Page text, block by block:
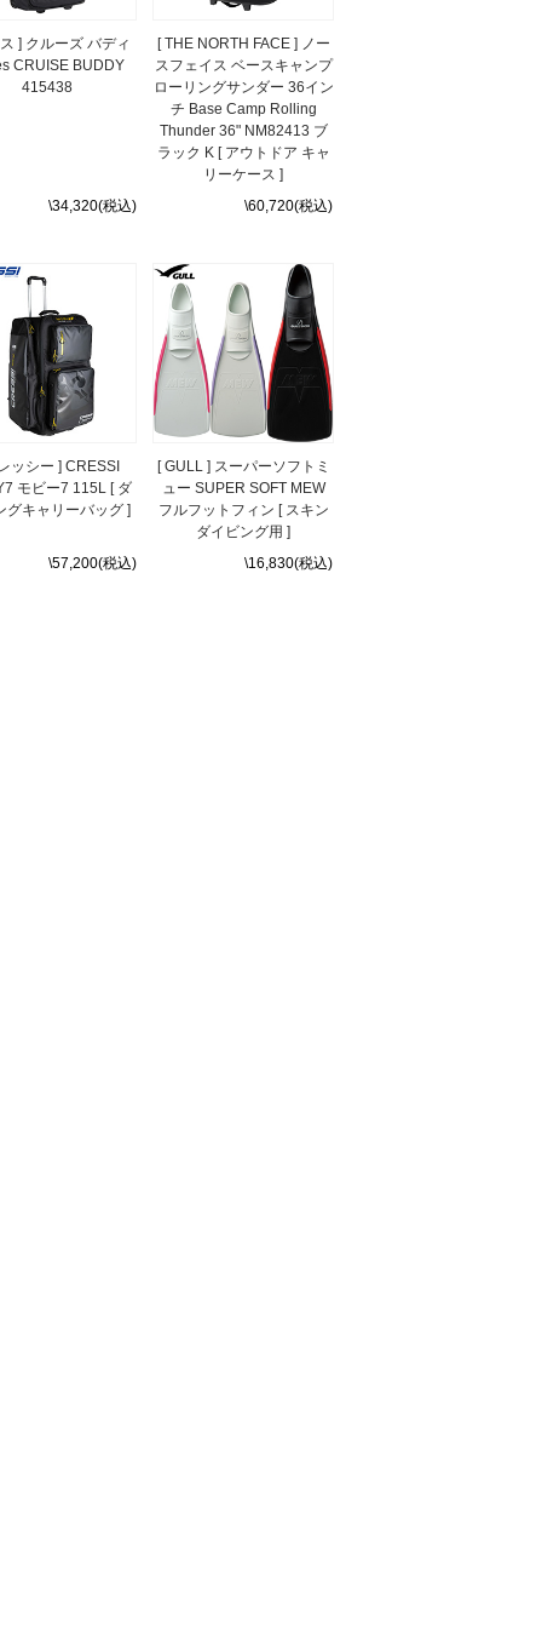
] クルーズ バディ
CRUISE BUDDY
415438
\34,320(税込)
[ THE NORTH FACE ] ノー
スフェイス ベースキャンプ
ローリングサンダー 36イン
チ Base Camp Rolling
Thunder 36" NM82413 ブ
ラック K [ アウトドア キャ
リーケース ]
\60,720(税込)
ッシー ] CRESSI
モビー7 115L [ ダ
グキャリーバッグ ]
\57,200(税込)
[ GULL ] スーパーソフトミ
ュー SUPER SOFT MEW
フルフットフィン [ スキン
ダイビング用 ]
\16,830(税込)